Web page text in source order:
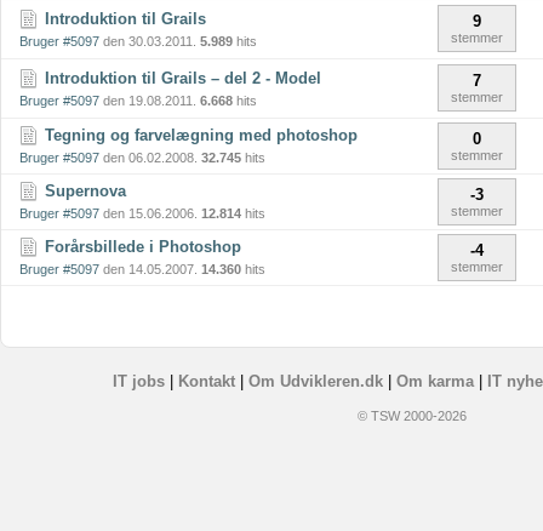
Introduktion til Grails
Bruger #5097 den 30.03.2011. 5.989 hits
9
stemmer
Introduktion til Grails – del 2 - Model
Bruger #5097 den 19.08.2011. 6.668 hits
7
stemmer
Tegning og farvelægning med photoshop
Bruger #5097 den 06.02.2008. 32.745 hits
0
stemmer
Supernova
Bruger #5097 den 15.06.2006. 12.814 hits
-3
stemmer
Forårsbillede i Photoshop
Bruger #5097 den 14.05.2007. 14.360 hits
-4
stemmer
IT jobs| Kontakt| Om Udvikleren.dk| Om karma| IT
© TSW 2000-2026